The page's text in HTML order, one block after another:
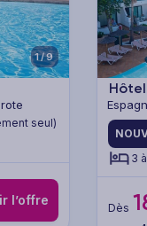
1/9
seul)
l’offre
3
Dès